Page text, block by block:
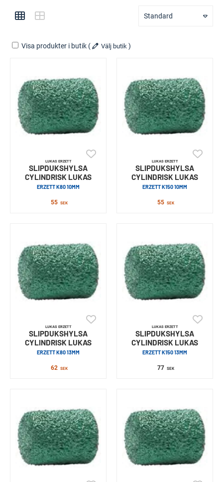
Standard
Visa produkter i butik ( Välj butik )
LUKAS ERZETT
SLIPDUKSHYLSA
CYLINDRISK LUKAS
ERZETT K80 10MM
55 SEK
LUKAS ERZETT
SLIPDUKSHYLSA
CYLINDRISK LUKAS
ERZETT K150 10MM
55 SEK
LUKAS ERZETT
SLIPDUKSHYLSA
CYLINDRISK LUKAS
ERZETT K80 13MM
62 SEK
LUKAS ERZETT
SLIPDUKSHYLSA
CYLINDRISK LUKAS
ERZETT K150 13MM
77 SEK